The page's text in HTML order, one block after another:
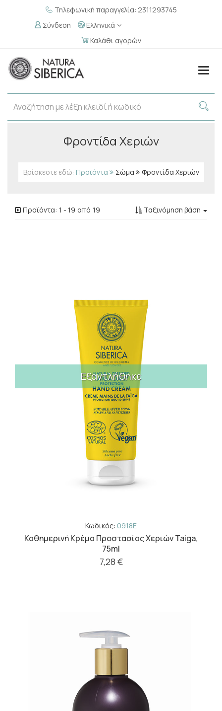
Τηλεφωνική παραγγελία: 2311293745
Σύνδεση
Ελληνικά
Καλάθι αγορών
Φροντίδα Χεριών
Βρίσκεστε εδώ: Προϊόντα Σώμα Φροντίδα Χεριών
Προϊόντα: 1 - 19 από 19 Ταξινόμηση βάση
Εξαντλήθηκε
Κωδικός: 0918E
Καθημερινή Κρέμα Προστασίας Χεριών Taiga,
75ml
7,28 €